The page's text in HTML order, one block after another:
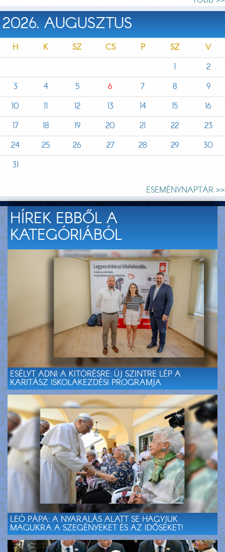
2026. AUGUSZTUS
H K SZ CS P SZ
V
1
2
3
4 5 6 7 8
9
10
11 12 13 14 15
16
17
18 19 20 21 22
23
24
25 26 27 28 29
30
31
ESEMÉNYNAPTÁR >>
HÍREK EBBŐL A
KATEGÓRIÁBÓL
ESÉLYT ADNI A KITÖRÉSRE: ÚJ SZINTRE LÉP A
KARITÁSZ ISKOLAKEZDÉSI PROGRAMJA
LEÓ PÁPA: A NYARALÁS ALATT SE HAGYJUK
MAGUKRA A SZEGÉNYEKET ÉS AZ IDŐSEKET!